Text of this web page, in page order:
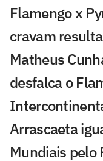
Flamengo x
cravam
Matheus
desfalca o
Arrascaeta
Mundiais pelo